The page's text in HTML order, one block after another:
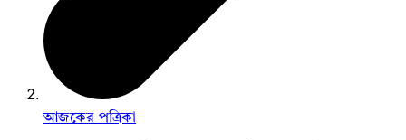
আজকের পত্রিকা